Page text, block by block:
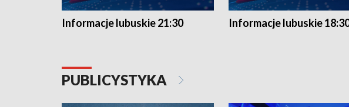
Informacje lubuskie 21:30 Informacje lubuskie
PUBLICYSTYKA